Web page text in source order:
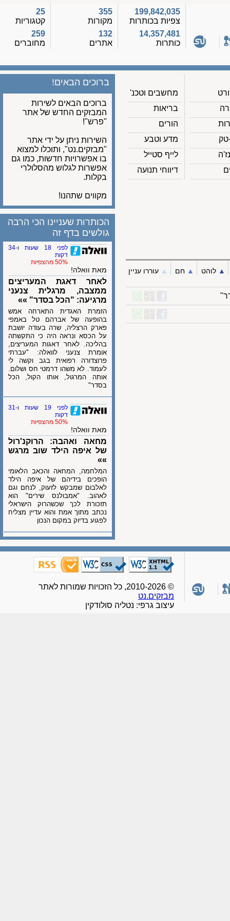
199,842,035
צפיות בכותרות
14,357,481
כותרות
355
מקורות
132
אתרים
קטגוריות
259
מחוברים
מחשבים וטכנ'
בריאות
הורים
מדע וטבע
לייף סטייל
דיווחי תנועה
ברוכים הבאים!
ברוכים הבאים לשירות
המבזקים החדש של אתר
"פרש"!
השירות ניתן על ידי אתר
"מבזקים.נט", ותוכלו למצוא
בו אפשרויות חדשות, כמו גם
אפשרות לגלוש מהסלולרי
בקלות.
מקווים שתהנו!
לוהט ▲︎ חם ▲︎ עוררו עניין
הכותרות שעניינו הכי הרבה
גולשים בדף זה
לפני 18 שעות ו-34
דקות
50% מהצפיות
מאת וואלה!
לאחר דאגת המעריצים
ממצבה, מרגלית צנעני
מרגיעה: "הכל בסדר" »»
הזמרת האגדית התארחה אמש
בהופעה של אברהם טל באמפי
פארק הרצליה, שרה בעודה יושבת
על הכסא ונראה היה כי התקשתה
בהליכה. לאחר דאגות המעריצים,
אומרת צנעני לוואלה: "עברתי
פרוצדורה רפואית בגב וקשה לי
לעמוד. לא משהו דרמטי חס ושלום.
אותה המרגול, אותו הקול, הכל
בסדר"
לפני 19 שעות ו-31
דקות
50% מהצפיות
מאת וואלה!
מחאה ואהבה: הרוקנ'רול
של איפה הילד שוב מרגש
המלחמה, המחאה והכאב הלאומי
הופכים בידיהם של איפה הילד
לאלבום שמבקש לזעוק, לנחם וגם
לאהוב. "אמבולנס שירים" הוא
תזכורת לכך שכשהרוק הישראלי
נכתב מתוך אמת והוא עדיין מצליח
לפגוע בדיוק במקום הנכון
מבזקים.נט
עיצוב גרפי: נטליה סולודקין